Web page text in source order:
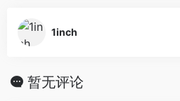
1inch
暂无评论